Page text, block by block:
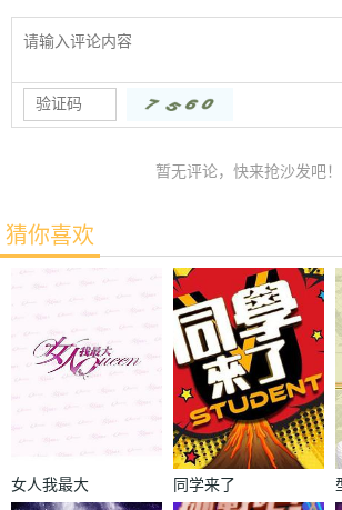
暂无评论，快来抢沙发吧！
猜你喜欢
女人我最大 同学来了